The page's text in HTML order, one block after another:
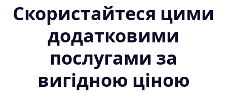
Скористайтеся цими
додатковими
послугами за
вигідною ціною